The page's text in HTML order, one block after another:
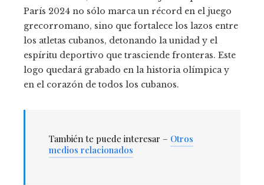
París 2024 no sólo marca un récord en el juego
grecorromano, sino que fortalece los lazos entre
los atletas cubanos, detonando la unidad y el
espíritu deportivo que trasciende fronteras. Este
logo quedará grabado en la historia olímpica y
en el corazón de todos los cubanos.
También te puede interesar – Otros
medios relacionados